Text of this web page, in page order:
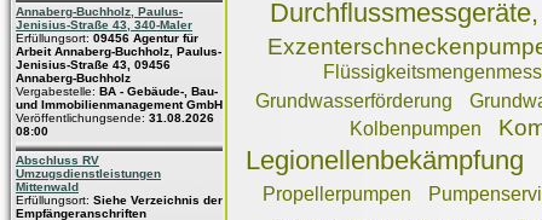
Annaberg-Buchholz, Paulus-
Jenisius-Straße 43, 340-Maler
Erfüllungsort: 09456 Agentur für
Arbeit Annaberg-Buchholz, Paulus-
Jenisius-Straße 43, 09456
Annaberg-Buchholz
Vergabestelle: BA - Gebäude-, Bau-
und Immobilienmanagement GmbH
Veröffentlichungsende: 31.08.2026
08:00
Abschluss RV
Umzugsdienstleistungen
Mittenwald
Erfüllungsort: Siehe Verzeichnis der
Empfängeranschriften
Grundwasserförderung
Kolbenpumpen
Legionellenbekämpfung
Propellerpumpen